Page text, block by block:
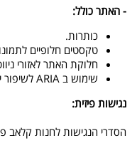
- האתר כולל:
כותרות.
טקסטים חלופיים
חלוקת האתר לאזורי
שימוש ב ARIA לשיפור יכולת הפרוש של קורא המסך.
נגישות פיזית:
הסדרי הנגישות לחנות קלאב